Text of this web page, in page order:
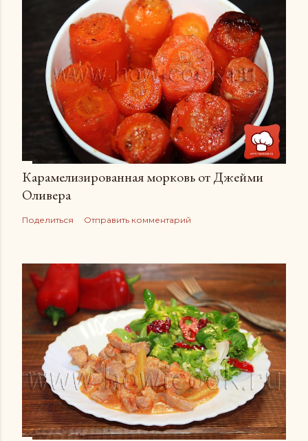
Карамелизированная морковь от Джейми
Оливера
Поделиться Отправить комментарий